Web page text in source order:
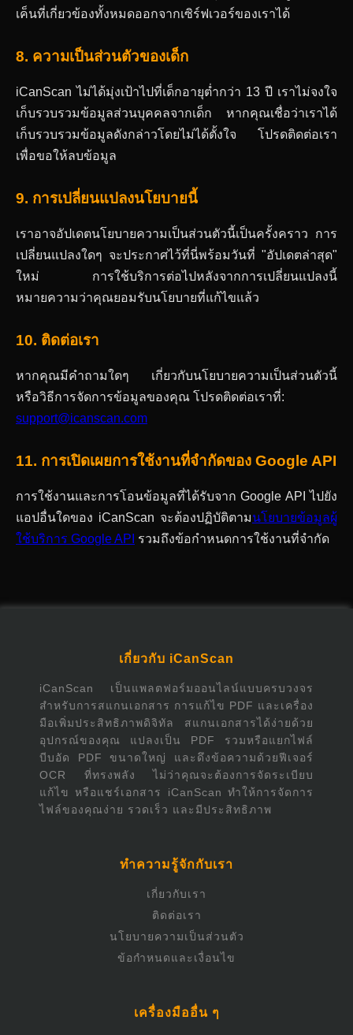
เค็นที่เกี่ยวข้องทั้งหมดออกจากเซิร์ฟเวอร์ของเราได้
8. ความเป็นส่วนตัวของเด็ก
iCanScan ไม่ได้มุ่งเป้าไปที่เด็กอายุต่ำกว่า 13 ปี เราไม่จงใจ
เก็บรวบรวมข้อมูลส่วนบุคคลจากเด็ก หากคุณเชื่อว่าเราได้
เก็บรวบรวมข้อมูลดังกล่าวโดยไม่ได้ตั้งใจ โปรดติดต่อเรา
เพื่อขอให้ลบข้อมูล
9. การเปลี่ยนแปลงนโยบายนี้
เราอาจอัปเดตนโยบายความเป็นส่วนตัวนี้เป็นครั้งคราว การ
เปลี่ยนแปลงใดๆ จะประกาศไว้ที่นี่พร้อมวันที่ "อัปเดตล่าสุด"
ใหม่ การใช้บริการต่อไปหลังจากการเปลี่ยนแปลงนี้
หมายความว่าคุณยอมรับนโยบายที่แก้ไขแล้ว
10. ติดต่อเรา
หากคุณมีคำถามใดๆ เกี่ยวกับนโยบายความเป็นส่วนตัวนี้
หรือวิธีการจัดการข้อมูลของคุณ โปรดติดต่อเราที่:
support@icanscan.com
11. การเปิดเผยการใช้งานที่จำกัดของ Google API
การใช้งานและการโอนข้อมูลที่ได้รับจาก Google API ไปยัง
แอปอื่นใดของ iCanScan จะต้องปฏิบัติตามนโยบายข้อมูลผู้
ใช้บริการ Google API รวมถึงข้อกำหนดการใช้งานที่จำกัด
เกี่ยวกับ iCanScan
iCanScan เป็นแพลตฟอร์มออนไลน์แบบครบวงจร
สำหรับการสแกนเอกสาร การแก้ไข PDF และเครื่อง
มือเพิ่มประสิทธิภาพดิจิทัล สแกนเอกสารได้ง่ายด้วย
อุปกรณ์ของคุณ แปลงเป็น PDF รวมหรือแยกไฟล์
บีบอัด PDF ขนาดใหญ่ และดึงข้อความด้วยฟีเจอร์
OCR ที่ทรงพลัง ไม่ว่าคุณจะต้องการจัดระเบียบ
แก้ไข หรือแชร์เอกสาร iCanScan ทำให้การจัดการ
ไฟล์ของคุณง่าย รวดเร็ว และมีประสิทธิภาพ
ทำความรู้จักกับเรา
เกี่ยวกับเรา
ติดต่อเรา
นโยบายความเป็นส่วนตัว
ข้อกำหนดและเงื่อนไข
เครื่องมืออื่น ๆ